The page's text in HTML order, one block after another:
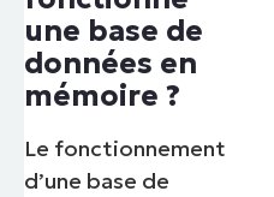
une base de
données en
mémoire ?
Le fonctionnement
d’une base de